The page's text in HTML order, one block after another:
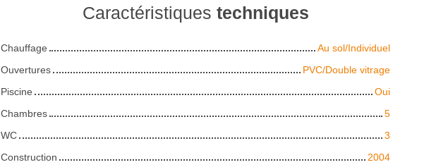
Caractéristiques techniques
Chauffage
Au sol/Individuel
Ouvertures
PVC/Double vitrage
Piscine
Oui
Chambres
5
WC
3
Construction
2004